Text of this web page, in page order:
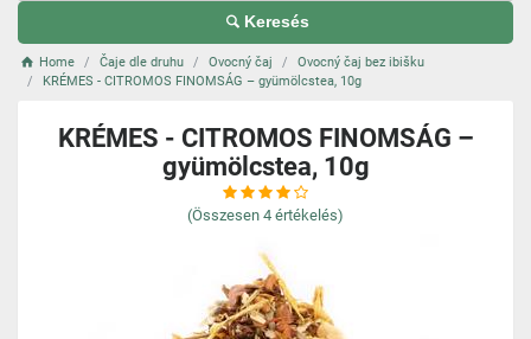
Keresés
Home Čaje dle druhu Ovocný čaj
Ovocný čaj bez ibišku
KRÉMES - CITROMOS FINOMSÁG – gyümölcstea, 10g
KRÉMES - CITROMOS FINOMSÁG –
gyümölcstea, 10g
(Összesen 4 értékelés)